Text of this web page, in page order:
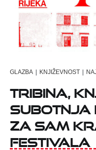
GLAZBA | KNJIŽEVNOST |
Tribina,
subotnja
za sam
Festivala